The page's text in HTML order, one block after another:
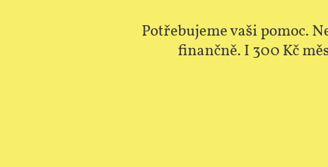
Potřebujeme vaši pomoc.
finančně. I 300 Kč